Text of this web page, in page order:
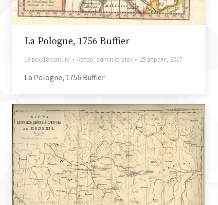
La Pologne, 1756 Buffier
18 век/18 century Автор: administrator 25 апреля, 2017
La Pologne, 1756 Buffier